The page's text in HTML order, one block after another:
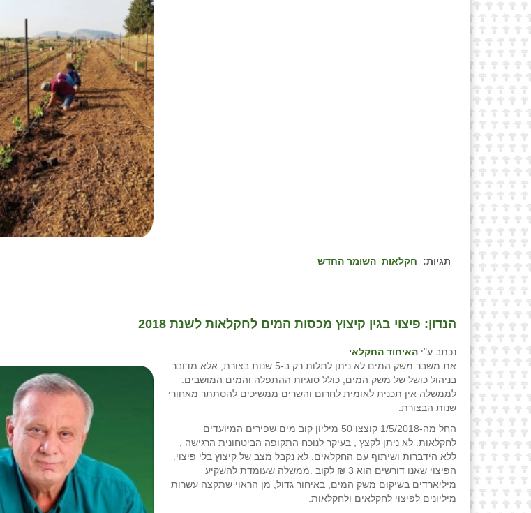
תגיות: חקלאות השומר החדש
הנדון: פיצוי בגין קיצוץ מכסות המים לחקלאות לשנת 2018
נכתב ע"י האיחוד החקלאי
את משבר משק המים לא ניתן לתלות רק ב-5 שנות בצורת, אלא מדובר
בניהול כושל של משק המים, כולל סוגיות ההתפלה והמים המושבים.
לממשלה אין תכנית לאומית לחרום והשרים ממשיכים להסתתר מאחורי
שנות הבצורת.
החל מה-1/5/2018 קוצצו 50 מיליון קוב מים שפירים המיועדים
לחקלאות. לא ניתן לקצץ , בעיקר לנוכח התקופה הביטחונית הרגישה ,
ללא הידברות ושיתוף עם החקלאים. לא נקבל מצב של קיצוץ בלי פיצוי.
הפיצוי ש
אנו דורשים הוא 3 ₪ לקוב .ממשלה שעומדת להשקיע
מיליארדים בשיקום משק המים, באיחור גדול, מן הראוי שתקצה עשרות
מיליונים לפיצוי לחקלאים ולחקלאות.